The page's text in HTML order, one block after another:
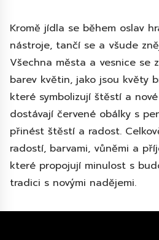
Kromě jídla se během oslav
nástroje, tančí se a všude
Všechna města a vesnice se
barev květin, jako jsou květy
které symbolizují štěstí a
dostávají červené obálky s
přinést štěstí a radost.
radostí, barvami, vůněmi a
které propojují minulost s
tradici s novými nadějemi.